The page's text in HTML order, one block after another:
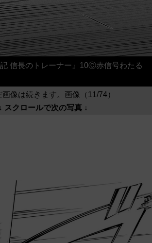
記 信長のトレーナー』10Ⓒ赤信号わたる
画像は続きます。画像（11/74）
↓ スクロールで次の写真 ↓